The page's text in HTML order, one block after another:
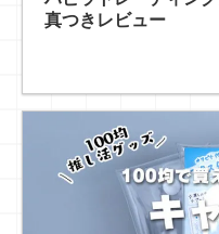
真つきレビュー